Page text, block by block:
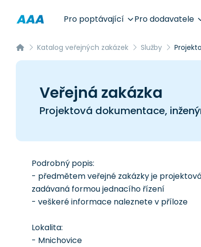
Pro poptávající Pro dodavatele
Katalog veřejných zakázek Služby
Veřejná zakázka
Projektová dokumentace,
Podrobný popis:
- předmětem veřejné zakázky je
zadávaná formou jednacího řízení
- veškeré informace naleznete v příloze
Lokalita:
- Mnichovice